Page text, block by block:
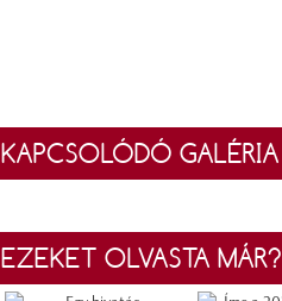
KAPCSOLÓDÓ GALÉRIA
EZEKET OLVASTA MÁR?